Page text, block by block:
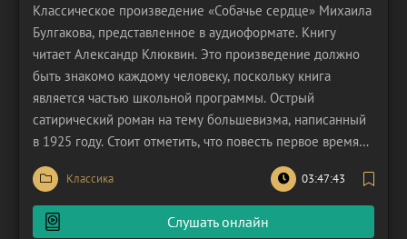
Классическое произведение «Собачье сердце» Михаила
Булгакова, представленное в аудиоформате. Книгу
читает Александр Клюквин. Это произведение должно
быть знакомо каждому человеку, поскольку книга
является частью школьной программы. Острый
сатирический роман на тему большевизма, написанный
в 1925 году. Стоит отметить, что повесть первое время
находилась под запретом в СССР. Люди могли
ознакомиться с ней исключительно через самиздат.
Только к 1987 году книга вышла официально в печать.
Еще через
Классика 03:47:43
Слушать онлайн